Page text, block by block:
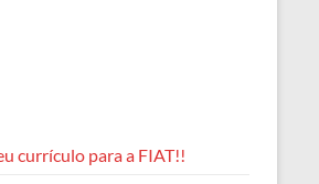
currículo para a FIAT!!